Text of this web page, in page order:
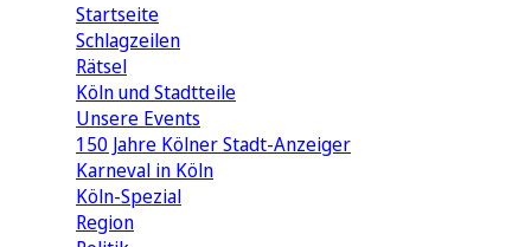
Startseite
Schlagzeilen
Rätsel
Köln und Stadtteile
Unsere Events
150 Jahre Kölner Stadt-Anzeiger
Karneval in Köln
Köln-Spezial
Region